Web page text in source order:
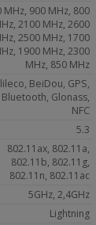
MHz, 900 MHz, 800
2100 MHz, 2600
2500 MHz, 1700
1900 MHz, 2300
MHz, 850 MHz
BeiDou, GPS,
Bluetooth, Glonass,
NFC
5.3
802.11ax, 802.11a,
802.11b, 802.11g,
802.11n, 802.11ac
5GHz, 2,4GHz
Lightning